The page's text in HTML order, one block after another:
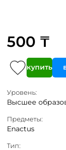
500 ₸
купить
Уровень:
Высшее
Предметы:
Enactus
Тип: